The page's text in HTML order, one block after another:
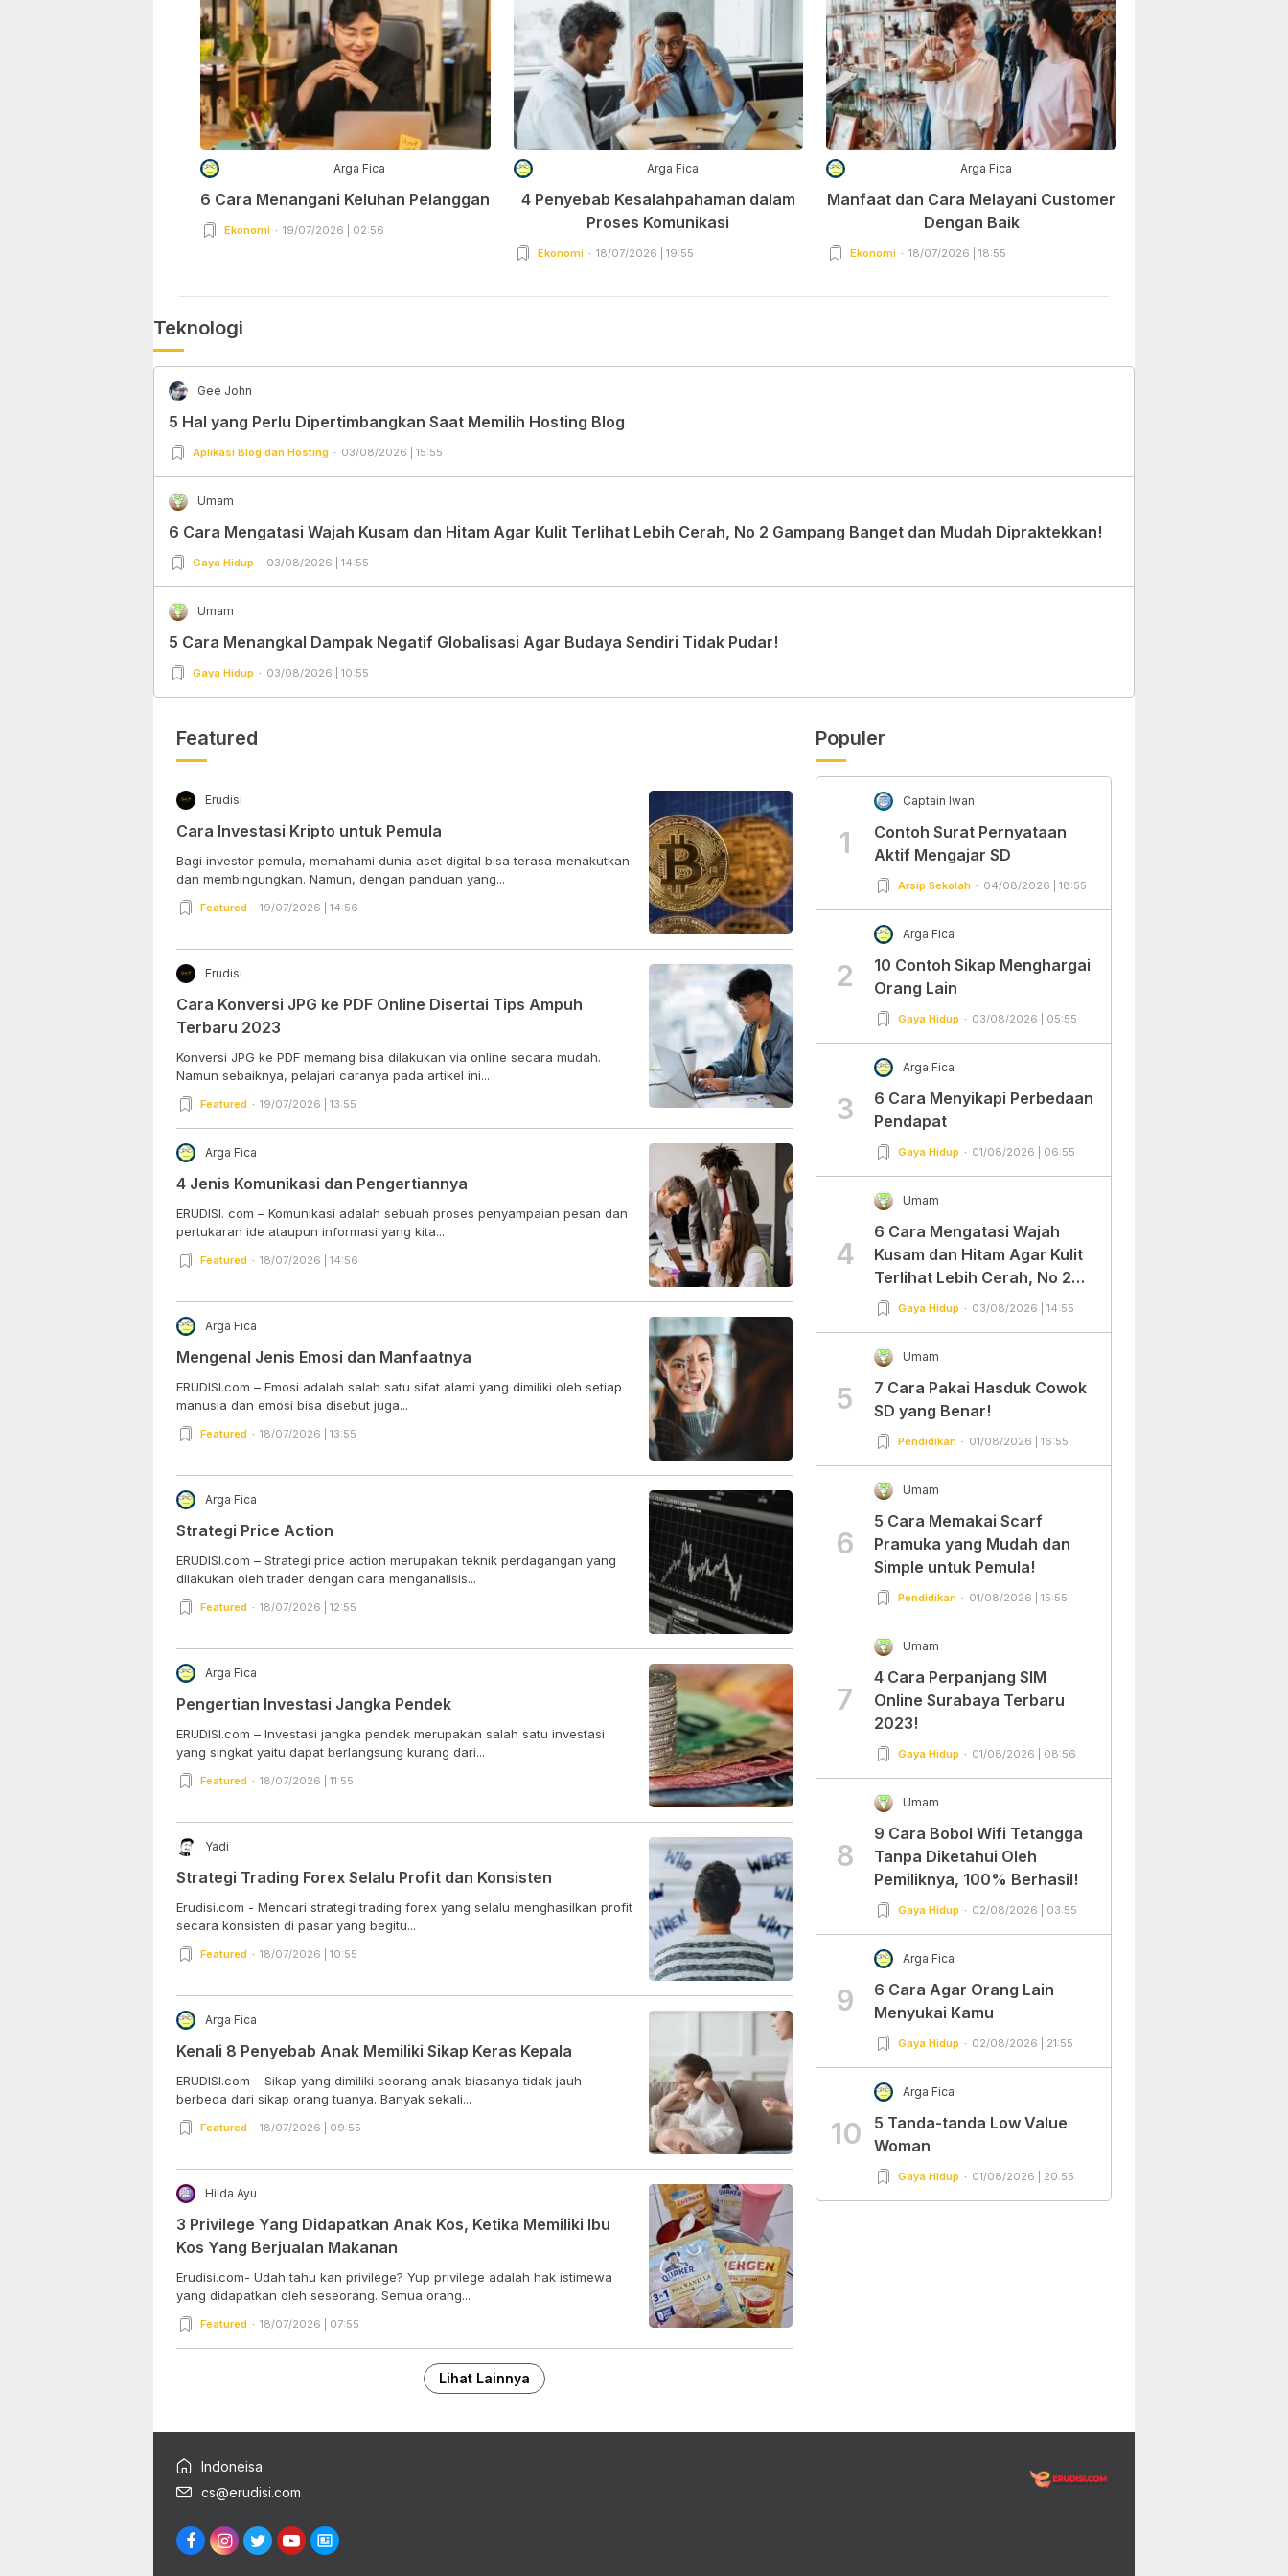
Arga Fica
6 Cara Menangani Keluhan Pelanggan
Ekonomi 19/07/2026 | 02:56
Arga Fica
4 Penyebab Kesalahpahaman dalam
Proses Komunikasi
Ekonomi 18/07/2026 | 19:55
Arga Fica
Manfaat dan Cara Melayani Customer
Dengan Baik
Ekonomi 18/07/2026 | 18:55
Teknologi
Gee John
5 Hal yang Perlu Dipertimbangkan Saat Memilih Hosting Blog
Aplikasi Blog dan Hosting 03/08/2026 | 15:55
Umam
6 Cara Mengatasi Wajah Kusam dan Hitam Agar Kulit Terlihat Lebih Cerah, No 2 Gampang Banget dan Mudah Dipraktekkan!
Gaya Hidup 03/08/2026 | 14:55
Umam
5 Cara Menangkal Dampak Negatif Globalisasi Agar Budaya Sendiri Tidak Pudar!
Gaya Hidup 03/08/2026 | 10:55
Featured
Erudisi
Cara Investasi Kripto untuk Pemula
Bagi investor pemula, memahami dunia aset digital bisa terasa menakutkan
dan membingungkan. Namun, dengan panduan yang...
Featured 19/07/2026 | 14:56
Erudisi
Cara Konversi JPG ke PDF Online Disertai Tips Ampuh
Terbaru 2023
Konversi JPG ke PDF memang bisa dilakukan via online secara mudah.
Namun sebaiknya, pelajari caranya pada artikel ini...
Featured 19/07/2026 | 13:55
Arga Fica
4 Jenis Komunikasi dan Pengertiannya
ERUDISI. com – Komunikasi adalah sebuah proses penyampaian pesan dan
pertukaran ide ataupun informasi yang kita...
Featured 18/07/2026 | 14:56
Arga Fica
Mengenal Jenis Emosi dan Manfaatnya
ERUDISI.com – Emosi adalah salah satu sifat alami yang dimiliki oleh setiap
manusia dan emosi bisa disebut juga...
Featured 18/07/2026 | 13:55
Arga Fica
Strategi Price Action
ERUDISI.com – Strategi price action merupakan teknik perdagangan yang
dilakukan oleh trader dengan cara menganalisis...
Featured 18/07/2026 | 12:55
Arga Fica
Pengertian Investasi Jangka Pendek
ERUDISI.com – Investasi jangka pendek merupakan salah satu investasi
yang singkat yaitu dapat berlangsung kurang dari...
Featured 18/07/2026 | 11:55
Yadi
Strategi Trading Forex Selalu Profit dan Konsisten
Erudisi.com - Mencari strategi trading forex yang selalu menghasilkan profit
secara konsisten di pasar yang begitu...
Featured 18/07/2026 | 10:55
Arga Fica
Kenali 8 Penyebab Anak Memiliki Sikap Keras Kepala
ERUDISI.com – Sikap yang dimiliki seorang anak biasanya tidak jauh
berbeda dari sikap orang tuanya. Banyak sekali...
Featured 18/07/2026 | 09:55
Hilda Ayu
3 Privilege Yang Didapatkan Anak Kos, Ketika Memiliki Ibu
Kos Yang Berjualan Makanan
Erudisi.com- Udah tahu kan privilege? Yup privilege adalah hak istimewa
yang didapatkan oleh seseorang. Semua orang...
Featured 18/07/2026 | 07:55
Lihat Lainnya
Populer
1
Captain Iwan
Contoh Surat Pernyataan
Aktif Mengajar SD
Arsip Sekolah 04/08/2026 | 18:55
2
Arga Fica
10 Contoh Sikap Menghargai
Orang Lain
Gaya Hidup 03/08/2026 | 05:55
3
Arga Fica
6 Cara Menyikapi Perbedaan
Pendapat
Gaya Hidup 01/08/2026 | 06:55
4
Umam
6 Cara Mengatasi Wajah
Kusam dan Hitam Agar Kulit
Terlihat Lebih Cerah, No 2
Gampang Banget dan Mudah
Gaya Hidup 03/08/2026 | 14:55
5
Umam
7 Cara Pakai Hasduk Cowok
SD yang Benar!
Pendidikan 01/08/2026 | 16:55
6
Umam
5 Cara Memakai Scarf
Pramuka yang Mudah dan
Simple untuk Pemula!
Pendidikan 01/08/2026 | 15:55
7
Umam
4 Cara Perpanjang SIM
Online Surabaya Terbaru
2023!
Gaya Hidup 01/08/2026 | 08:56
8
Umam
9 Cara Bobol Wifi Tetangga
Tanpa Diketahui Oleh
Pemiliknya, 100% Berhasil!
Gaya Hidup 02/08/2026 | 03:55
9
Arga Fica
6 Cara Agar Orang Lain
Menyukai Kamu
Gaya Hidup 02/08/2026 | 21:55
10
Arga Fica
5 Tanda-tanda Low Value
Woman
Gaya Hidup 01/08/2026 | 20:55
Indoneisa
cs@erudisi.com